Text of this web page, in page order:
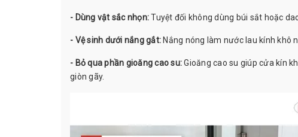
- Dùng vật sắc nhọn:Tuyệt đối không dùng búi sắt hoặc
- Vệ sinh dưới nắng gắt: Nắng nóng làm nước lau kính khô
- Bỏ qua phần gioăng cao su:Gioăng cao su giúp cửa kín
giòn gãy.